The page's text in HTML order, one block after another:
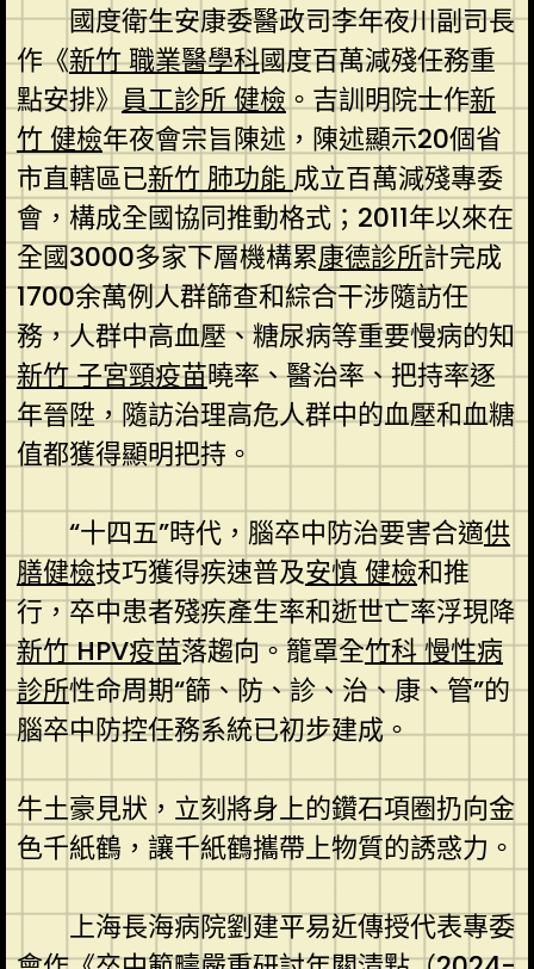
國度衛生安康委醫政司李年夜川副司長
作《新竹 職業醫學科國度百萬減殘任務重
點安排》員工診所 健檢。吉訓明院士作新
竹 健檢年夜會宗旨陳述，陳述顯示20個省
市直轄區已新竹 肺功能 成立百萬減殘專委
會，構成全國協同推動格式；2011年以來在
全國3000多家下層機構累康德診所計完成
1700余萬例人群篩查和綜合干涉隨訪任
務，人群中高血壓、糖尿病等重要慢病的知
新竹 子宮頸疫苗曉率、醫治率、把持率逐
年晉陞，隨訪治理高危人群中的血壓和血糖
值都獲得顯明把持。
“十四五”時代，腦卒中防治要害合適供
膳健檢技巧獲得疾速普及安慎 健檢和推
行，卒中患者殘疾產生率和逝世亡率浮現降
新竹 HPV疫苗落趨向。籠罩全竹科 慢性病
診所性命周期“篩、防、診、治、康、管”的
腦卒中防控任務系統已初步建成。
牛土豪見狀，立刻將身上的鑽石項圈扔向金
色千紙鶴，讓千紙鶴攜帶上物質的誘惑力。
上海長海病院劉建平易近傳授代表專委